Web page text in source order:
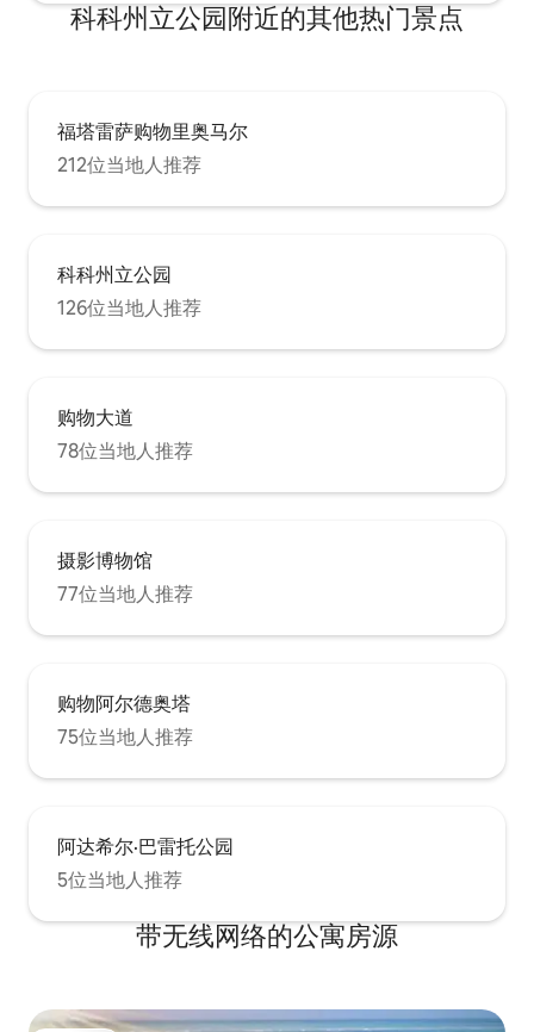
科科州立公园附近的其他热门景点
福塔雷萨购物里奥马尔
212位当地人推荐
科科州立公园
126位当地人推荐
购物大道
78位当地人推荐
摄影博物馆
77位当地人推荐
购物阿尔德奥塔
75位当地人推荐
阿达希尔·巴雷托公园
5位当地人推荐
带无线网络的公寓房源